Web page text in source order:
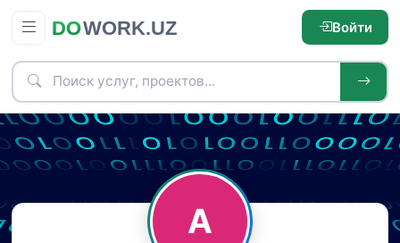
Войти
A